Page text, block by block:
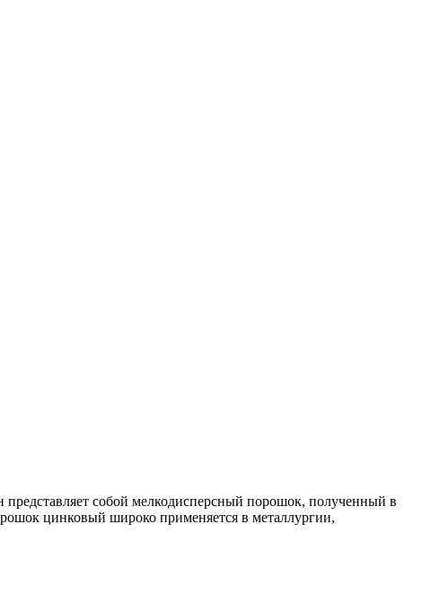
собой мелкодисперсный порошок, полученный в
цинковый широко применяется в металлургии,